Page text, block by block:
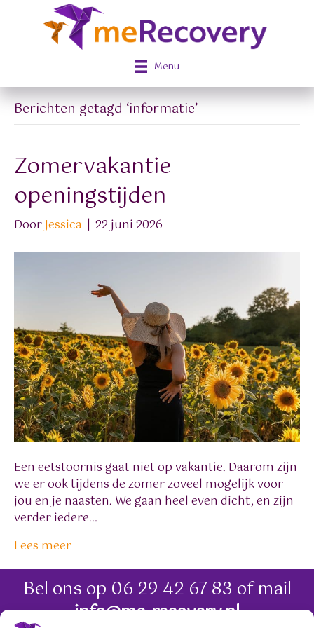
Menu
Berichten getagd ‘informatie’
Zomervakantie
openingstijden
DoorJessica | 22 juni 2026
Een eetstoornis gaat niet op vakantie. Daarom zijn
we er ook tijdens de zomer zoveel mogelijk voor
jou en je naasten. We gaan heel even dicht, en zijn
verder iedere…
Lees meer
Bel ons op 06 29 42 67 83 of mail
info@me-recovery.nl